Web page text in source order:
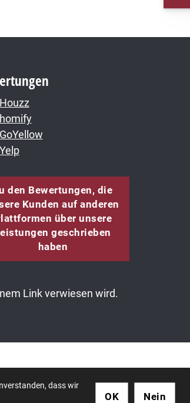
Houzz
homify
GoYellow
Yelp
den Bewertungen, die
Kunden auf anderen
über unsere
geschrieben
haben
Link verwiesen wird.
Nein
OK
dass wir